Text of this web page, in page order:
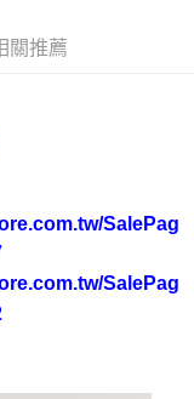
方式。 讓您購物簡單
帳。
關推薦
SalePag
SalePag